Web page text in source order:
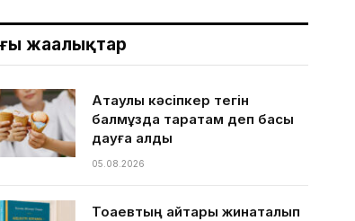
жаңалықтар
Ақтаулық кәсіпкер тегін
балмұздақ таратам деп басы
дауға қалды
05.08.2026
Тоқаевтың айтқары жинақталып